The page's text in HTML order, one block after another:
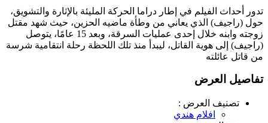
تدور أحداث الفيلم في إطار دراما الحركة المليئة بالإثارة والتشويق،
حول (راجيف) الذي يعاني من وطأة ماضيه الحزين، حيث شهد مقتل
زوجته وابنه خلال إحدى عمليات السرقة، وبعد 15 عامًا، يتوصل
(راجيف) إلى هوية القاتل، ليبدأ منذ تلك اللحظة رحلة انتقامية شرسة
من قاتل عائلته
تفاصيل العرض
تصنيف العرض :
افلام هندي